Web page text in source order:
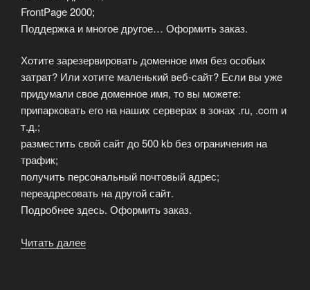
FrontPage 2000;
Поддержка и многое другое… Оформить заказ.
Хотите зарезервировать доменное имя без особых
затрат? Или хотите маленький веб-сайт? Если вы уже
придумали свое доменное имя, то вы можете:
припарковать его на наших серверах в зонах .ru, .com и
т.д.;
разместить свой сайт до 500 kb без ограничения на
трафик;
получить персональный почтовый адрес;
переадресовать на другой сайт.
Подробнее здесь. Оформить заказ.
Читать далее